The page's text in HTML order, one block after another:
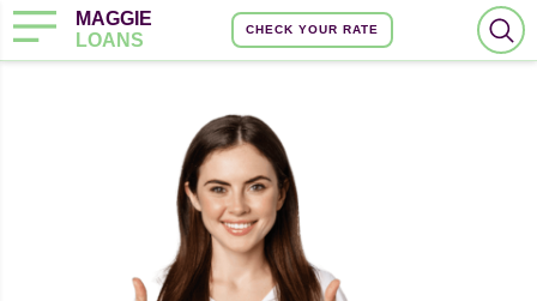
MAGGIE
LOANS
CHECK YOUR RATE